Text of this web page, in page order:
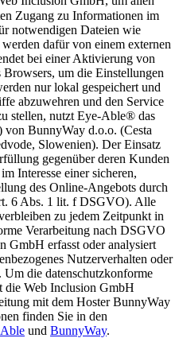
Zugang zu Informationen im
notwendigen Dateien wie
dafür von einem externen
bei einer Aktivierung von
um die Einstellungen
nur lokal gespeichert und
abzuwehren und den Service
stellen, nutzt Eye-Able® das
BunnyWay d.o.o. (Cesta
Slowenien). Der Einsatz
gegenüber deren Kunden
Interesse einer sicheren,
des Online-Angebots durch
6 Abs. 1 lit. f DSGVO). Alle
zu jedem Zeitpunkt in
Verarbeitung nach DSGVO
GmbH erfasst oder analysiert
Nutzerverhalten oder
Um die datenschutzkonforme
die Web Inclusion GmbH
mit dem Hoster BunnyWay
finden Sie in den
und BunnyWay.